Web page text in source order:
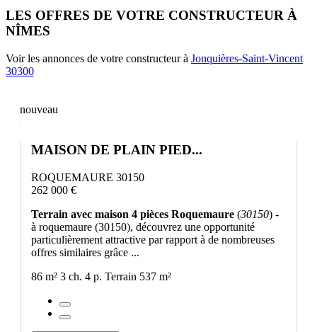
LES OFFRES DE VOTRE CONSTRUCTEUR À
NÎMES
Voir les annonces de votre constructeur à Jonquières-Saint-Vincent
30300
nouveau
MAISON DE PLAIN PIED...
ROQUEMAURE 30150
262 000 €
Terrain avec maison 4 pièces Roquemaure (30150) -
à roquemaure (30150), découvrez une opportunité
particulièrement attractive par rapport à de nombreuses
offres similaires grâce ...
86 m² 3 ch. 4 p. Terrain 537 m²